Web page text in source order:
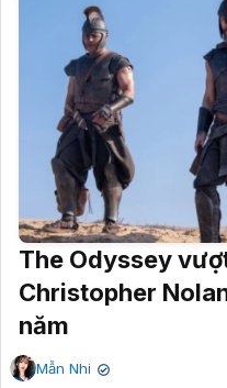
The Odyssey
Christopher
năm
Mẫn Nhi ✔